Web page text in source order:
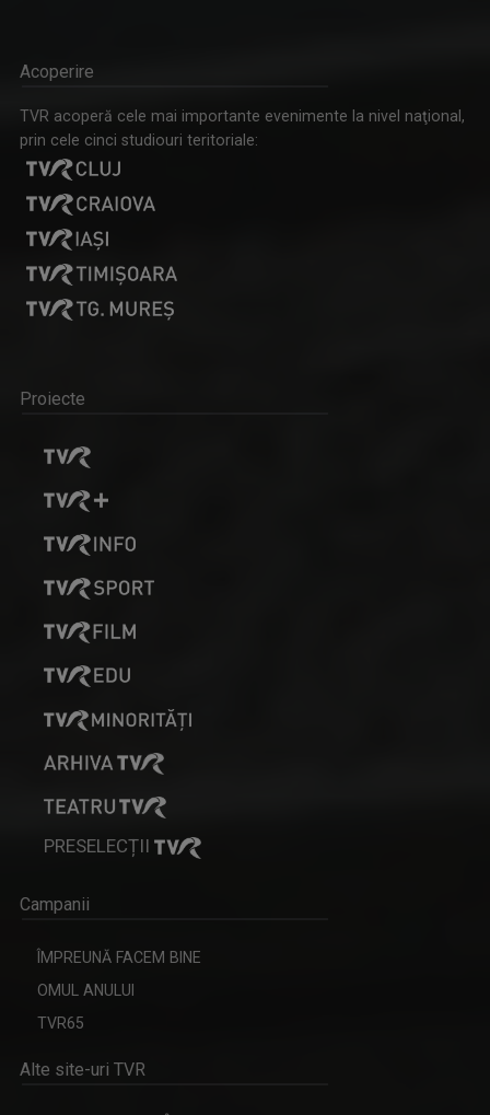
Acoperire
TVR acoperă cele mai importante evenimente la nivel naţional,
prin cele cinci studiouri teritoriale:
Proiecte
PRESELECȚII
Campanii
ÎMPREUNĂ FACEM BINE
OMUL ANULUI
TVR65
Alte site-uri TVR